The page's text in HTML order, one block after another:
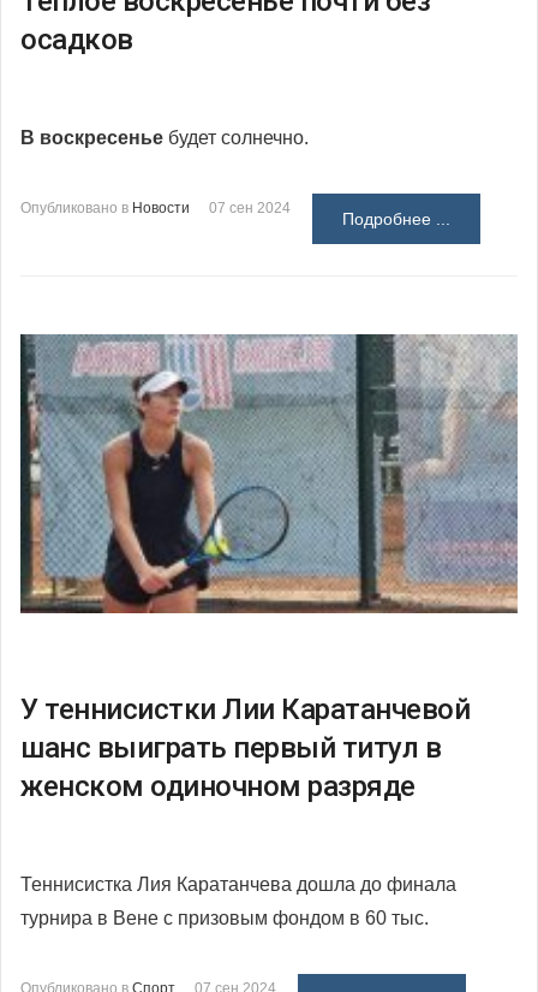
осадков
В воскресенье будет солнечно.
Опубликовано в Новости 07 сен 2024
Подробнее ...
У теннисистки Лии Каратанчевой
шанс выиграть первый титул в
женском одиночном разряде
Теннисистка Лия Каратанчева дошла до финала
турнира в Вене с призовым фондом в 60 тыс.